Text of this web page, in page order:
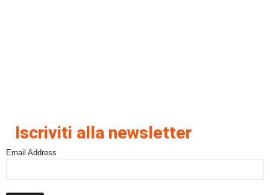
Iscriviti alla newsletter
Email Address